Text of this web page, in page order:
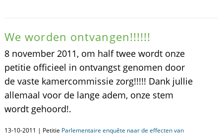
We worden ontvangen!!!!!!
8 november 2011, om half twee wordt onze
petitie officieel in ontvangst genomen door
de vaste kamercommissie zorg!!!!! Dank jullie
allemaal voor de lange adem, onze stem
wordt gehoord!.
13-10-2011 | Petitie Parlementaire enquête naar de effecten van